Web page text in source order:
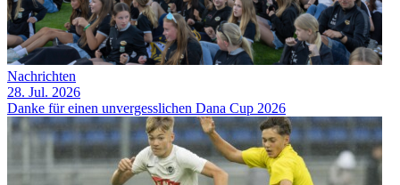
Nachrichten
28. Jul. 2026
Danke für einen unvergesslichen Dana Cup 2026